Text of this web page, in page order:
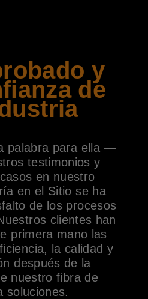
y
de
palabra para ella —
testimonios y
en nuestro
en el Sitio se ha
de los procesos
clientes han
primera mano las
la calidad y
después de la
nuestro fibra de
soluciones.